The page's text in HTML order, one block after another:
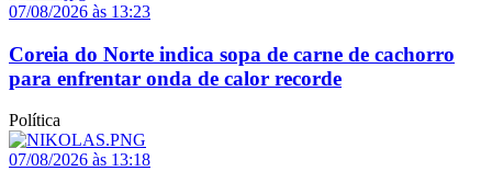
07/08/2026 às 13:23
Coreia do Norte indica sopa de carne de cachorro
para enfrentar onda de calor recorde
Política
07/08/2026 às 13:18